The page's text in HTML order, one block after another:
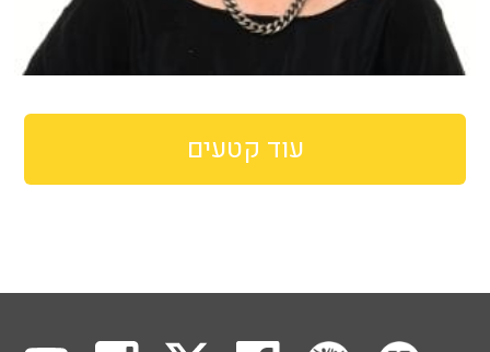
עוד קטעים